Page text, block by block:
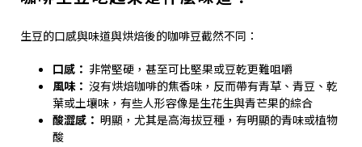
生豆的口感與味道與烘焙後的咖啡豆截然不同：
口感： 非常堅硬，甚至可比堅果或豆乾更難咀嚼
風味： 沒有烘焙咖啡的焦香味，反而帶有青草、青豆、乾
葉或土壤味，有些人形容像是生花生與青芒果的綜合
酸澀感： 明顯，尤其是高海拔豆種，有明顯的青味或植物
酸